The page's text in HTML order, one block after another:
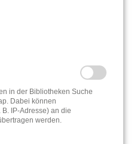
und Forschung,
Hanau-Bildarchiv
Habermehl
in der Bibliotheken Suche
Dabei können
IP-Adresse) an die
werden.